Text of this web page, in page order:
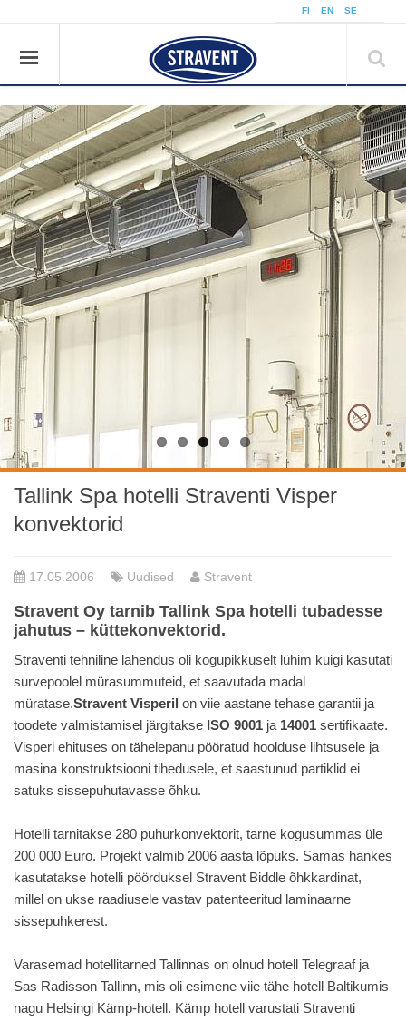
FI EN SE
Tallink Spa hotelli Straventi Visper
konvektorid
17.05.2006 Uudised Stravent
Stravent Oy tarnib Tallink Spa hotelli tubadesse
jahutus – küttekonvektorid.
Straventi tehniline lahendus oli kogupikkuselt lühim kuigi kasutati
survepoolel mürasummuteid, et saavutada madal
müratase.Stravent Visperil on viie aastane tehase garantii ja
toodete valmistamisel järgitakse ISO 9001 ja 14001 sertifikaate.
Visperi ehituses on tähelepanu pööratud hoolduse lihtsusele ja
masina konstruktsiooni tihedusele, et saastunud partiklid ei
satuks sissepuhutavasse õhku.
Hotelli tarnitakse 280 puhurkonvektorit, tarne kogusummas üle
200 000 Euro. Projekt valmib 2006 aasta lõpuks. Samas hankes
kasutatakse hotelli pöörduksel Stravent Biddle õhkkardinat,
millel on ukse raadiusele vastav patenteeritud laminaarne
sissepuhkerest.
Varasemad hotellitarned Tallinnas on olnud hotell Telegraaf ja
Sas Radisson Tallinn, mis oli esimene viie tähe hotell Baltikumis
nagu Helsingi Kämp-hotell. Kämp hotell varustati Straventi